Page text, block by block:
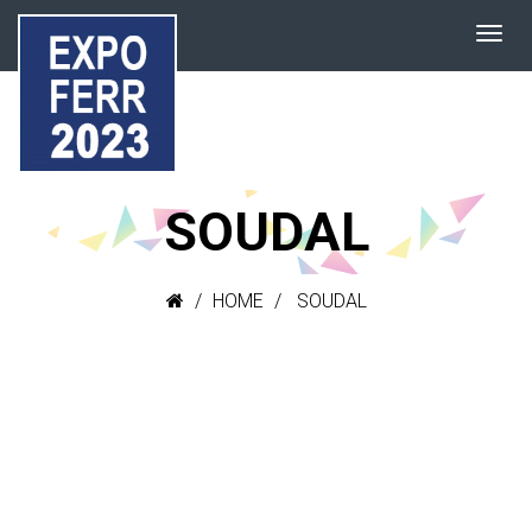
SOUDAL
HOME SOUDAL